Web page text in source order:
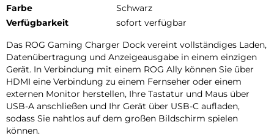
Farbe
Schwarz
Verfügbarkeit
sofort verfügbar
Das ROG Gaming Charger Dock vereint vollständiges Laden,
Datenübertragung und Anzeigeausgabe in einem einzigen
Gerät. In Verbindung mit einem ROG Ally können Sie über
HDMI eine Verbindung zu einem Fernseher oder einem
externen Monitor herstellen, Ihre Tastatur und Maus über
USB-A anschließen und Ihr Gerät über USB-C aufladen,
sodass Sie nahtlos auf dem großen Bildschirm spielen
können.